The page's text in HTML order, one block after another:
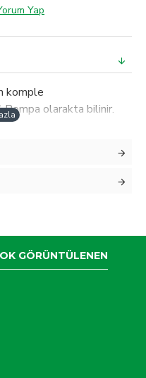
Yap
komple
Pompa olarakta bilinir.
GÖRÜNTÜLENEN